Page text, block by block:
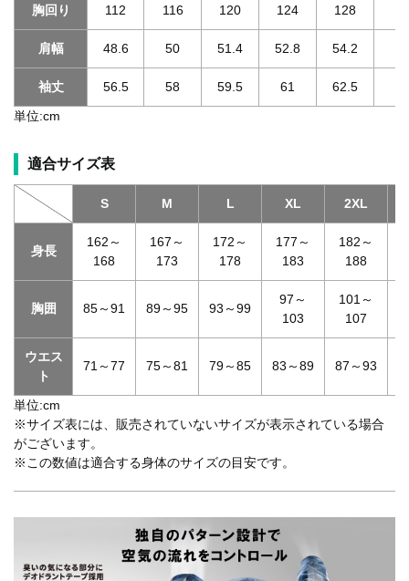
胸回り 112 116 120 124 128
肩幅 48.6 50 51.4 52.8 54.2
袖丈 56.5 58 59.5 61 62.5
単位:cm
適合サイズ表
S M L XL 2XL
身長
162～
168
167～
173
172～
178
177～
183
182～
188
胸囲 85～91 89～95 93～99
97～
103
101～
107
ウエス
ト
71～77 75～81 79～85 83～89 87～93
単位:cm
※サイズ表には、販売されていないサイズが表示されている場合
がございます。
※この数値は適合する身体のサイズの目安です。